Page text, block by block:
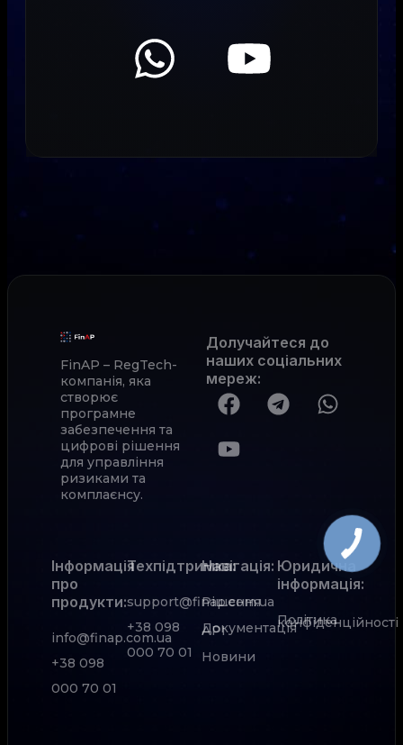
FinAP – RegTech-
компанія, яка
створює
програмне
забезпечення та
цифрові рішення
для управління
ризиками та
комплаєнсу.
Долучайтеся до
наших соціальних
мереж:
Інформація
про
продукти:
info@finap.com.ua
+38 098
000 70 01
Техпідтримка:
support@finap.com.ua
+38 098
000 70 01
Рішення
Документація
АРІ
Новини
Навігація: Юридична
інформація:
Політика
конфіденційності